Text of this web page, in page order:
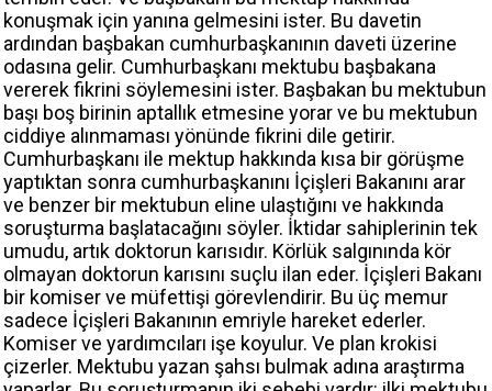
konuşmak için yanına gelmesini ister. Bu davetin
ardından başbakan cumhurbaşkanının daveti üzerine
odasına gelir. Cumhurbaşkanı mektubu başbakana
vererek fikrini söylemesini ister. Başbakan bu mektubun
başı boş birinin aptallık etmesine yorar ve bu mektubun
ciddiye alınmaması yönünde fikrini dile getirir.
Cumhurbaşkanı ile mektup hakkında kısa bir görüşme
yaptıktan sonra cumhurbaşkanını İçişleri Bakanını arar
ve benzer bir mektubun eline ulaştığını ve hakkında
soruşturma başlatacağını söyler. İktidar sahiplerinin tek
umudu, artık doktorun karısıdır. Körlük salgınında kör
olmayan doktorun karısını suçlu ilan eder. İçişleri Bakanı
bir komiser ve müfettişi görevlendirir. Bu üç memur
sadece İçişleri Bakanının emriyle hareket ederler.
Komiser ve yardımcıları işe koyulur. Ve plan krokisi
çizerler. Mektubu yazan şahsı bulmak adına araştırma